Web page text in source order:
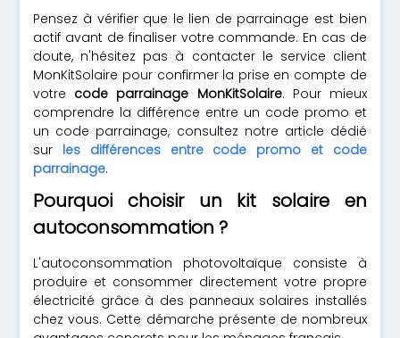
Pensez à vérifier que le lien de parrainage est bien
actif avant de finaliser votre commande. En cas de
doute, n'hésitez pas à contacter le service client
MonKitSolaire pour confirmer la prise en compte de
votre code parrainage MonKitSolaire. Pour mieux
comprendre la différence entre un code promo et
un code parrainage, consultez notre article dédié
sur les différences entre code promo et code
parrainage.
Pourquoi choisir un kit solaire en
autoconsommation ?
L'autoconsommation photovoltaïque consiste à
produire et consommer directement votre propre
électricité grâce à des panneaux solaires installés
chez vous. Cette démarche présente de nombreux